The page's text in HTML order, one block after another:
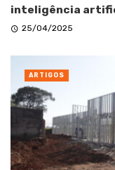
inteligência
25/04/2025
ARTIGOS